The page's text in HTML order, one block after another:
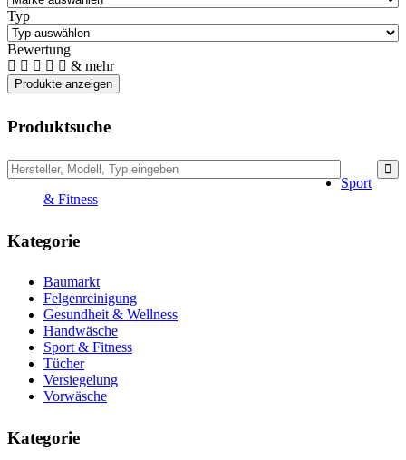
Typ
Bewertung
& mehr
Produktsuche
Sport
& Fitness
Kategorie
Baumarkt
Felgenreinigung
Gesundheit & Wellness
Handwäsche
Sport & Fitness
Tücher
Versiegelung
Vorwäsche
Kategorie